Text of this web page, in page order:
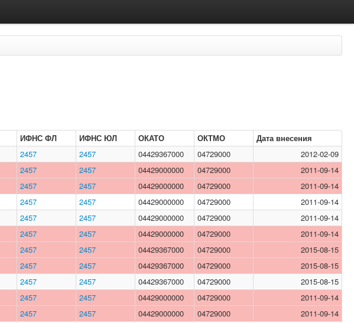
ИФНС ФЛ ИФНС ЮЛ ОКАТО ОКТМО
Дата внесения
2457 2457 04429367000 04729000
2012-02-09
2457 2457 04429000000 04729000
2011-09-14
2457 2457 04429000000 04729000
2011-09-14
2457 2457 04429000000 04729000
2011-09-14
2457 2457 04429000000 04729000
2011-09-14
2457 2457 04429000000 04729000
2011-09-14
2457 2457 04429367000 04729000
2015-08-15
2457 2457 04429367000 04729000
2015-08-15
2457 2457 04429367000 04729000
2015-08-15
2457 2457 04429000000 04729000
2011-09-14
2457 2457 04429000000 04729000
2011-09-14